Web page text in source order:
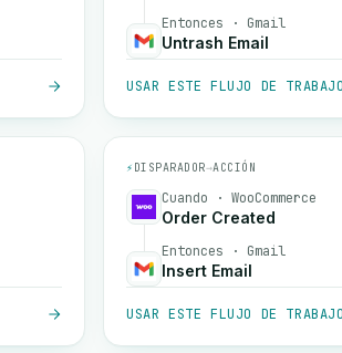
Entonces · Gmail
Untrash Email
USAR ESTE FLUJO DE
⚡ DISPARADOR→ACCIÓN
Cuando · WooCommerce
Order Created
Entonces · Gmail
Insert Email
USAR ESTE FLUJO DE